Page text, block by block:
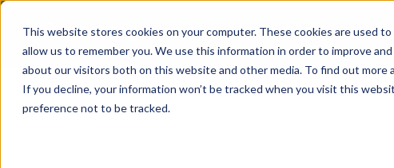
This website stores cookies on your computer. These cookies are used
allow us to remember you. We use this information in order to improve
about our visitors both on this website and other media. To find out more
If you decline, your information won’t be tracked when you visit this
preference not to be tracked.
LE NOSTRE ATTIVITÀ
CERCARE